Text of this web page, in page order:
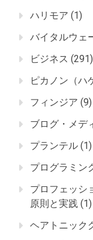
ハリモア (1)
バイタルウェ
ビジネス (291)
ピカノン（ハ
フィンジア (9)
ブログ・メデ
プランテル (1)
プログラミン
プロフェッシ
原則と実践 (1)
ヘアトニック